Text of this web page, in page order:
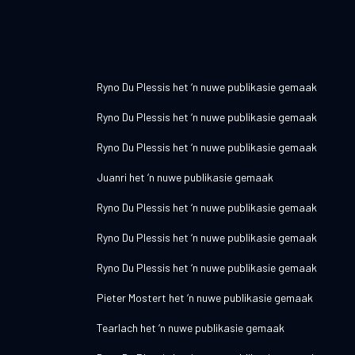
Ryno Du Plessis het ‘n nuwe publikasie gemaak
Ryno Du Plessis het ‘n nuwe publikasie gemaak
Ryno Du Plessis het ‘n nuwe publikasie gemaak
Juanri het ‘n nuwe publikasie gemaak
Ryno Du Plessis het ‘n nuwe publikasie gemaak
Ryno Du Plessis het ‘n nuwe publikasie gemaak
Ryno Du Plessis het ‘n nuwe publikasie gemaak
Pieter Mostert het ‘n nuwe publikasie gemaak
Tearlach het ‘n nuwe publikasie gemaak